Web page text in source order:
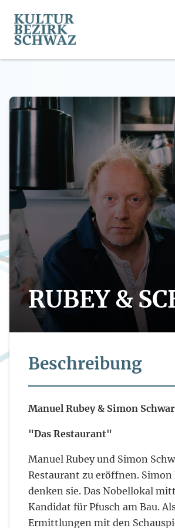
RUBEY &
Beschreibung
Manuel Rubey & Simon
"Das Restaurant"
Manuel Rubey und Simon
Restaurant zu eröffnen.
denken sie. Das Nobellokal
Kandidat für Pfusch am Bau.
Ermittlungen mit den